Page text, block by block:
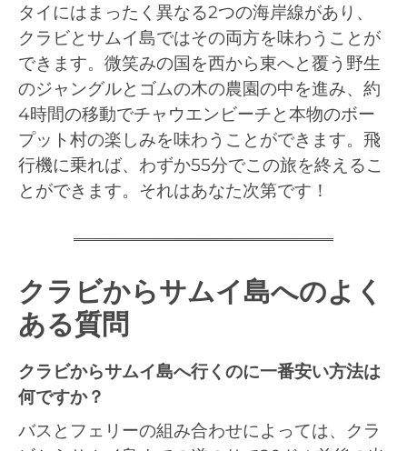
タイにはまったく異なる2つの海岸線があり、
クラビとサムイ島ではその両方を味わうことが
できます。微笑みの国を西から東へと覆う野生
のジャングルとゴムの木の農園の中を進み、約
4時間の移動でチャウエンビーチと本物のボー
プット村の楽しみを味わうことができます。飛
行機に乗れば、わずか55分でこの旅を終えるこ
とができます。それはあなた次第です！
クラビからサムイ島へのよく
ある質問
クラビからサムイ島へ行くのに一番安い方法は
何ですか？
バスとフェリーの組み合わせによっては、クラ